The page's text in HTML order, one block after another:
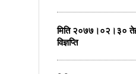
मिति २०७७।०२।३०
विज्ञप्ति